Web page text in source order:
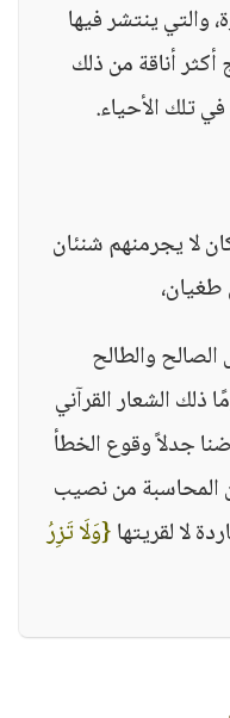
والتي ينتشر فيها
أكثر أناقة من ذلك
تلك الأحياء.
لا يجرمنهم شنئان
طغيان،
والطالح
الشعار القرآني
جدلاً وقوع الخطأ
من نصيب
لا لقريتها{وَلَا تَزِرُ